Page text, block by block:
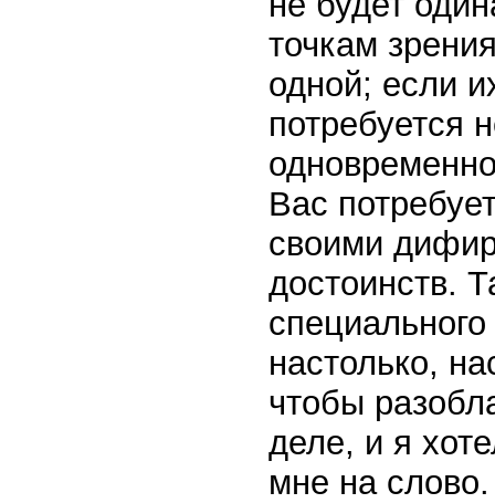
точкам
одной; если
потребуется
Вас
своими
достоинств.
настолько,
чтобы
деле, и я
мне на слово.